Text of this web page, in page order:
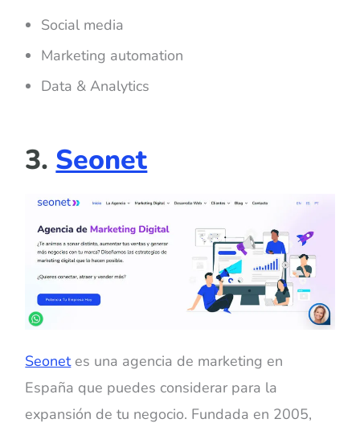
Social media
Marketing automation
Data & Analytics
3. Seonet
Seonetes una agencia de marketing en
España que puedes considerar para la
expansión de tu negocio. Fundada en 2005,